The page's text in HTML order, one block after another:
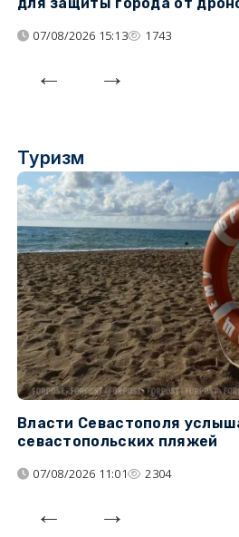
07/08/2026 15:13 1743
Туризм
Власти Севастополя
севастопольских пляжей
07/08/2026 11:01 2304